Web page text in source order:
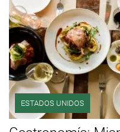
ESTADOS UNIDOS